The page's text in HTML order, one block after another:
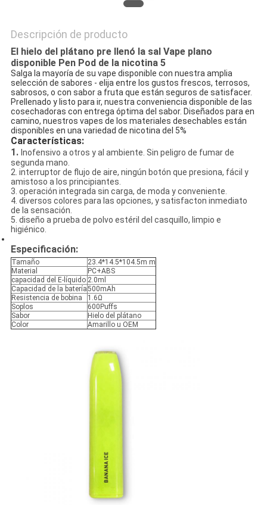
Descripción de producto
El hielo del plátano pre llenó la sal Vape plano
disponible Pen Pod de la nicotina 5
Salga la mayoría de su vape disponible con nuestra amplia
selección de sabores - elija entre los gustos frescos, terrosos,
sabrosos, o con sabor a fruta que están seguros de satisfacer.
Prellenado y listo para ir, nuestra conveniencia disponible de las
cosechadoras con entrega óptima del sabor. Diseñados para en
camino, nuestros vapes de los materiales desechables están
disponibles en una variedad de nicotina del 5%
Características:
1. Inofensivo a otros y al ambiente. Sin peligro de fumar de
segunda mano.
2. interruptor de flujo de aire, ningún botón que presiona, fácil y
amistoso a los principiantes.
3. operación integrada sin carga, de moda y conveniente.
4. diversos colores para las opciones, y satisfacton inmediato
de la sensación.
5. diseño a prueba de polvo estéril del casquillo, limpio e
higiénico.
Especificación:
Tamaño
23.4*14.5*104.5m m
Material
PC+ABS
capacidad del E-líquido 2.0ml
Capacidad de la batería500mAh
Resistencia de bobina
1.6Ω
Soplos
600Puffs
Sabor
Hielo del plátano
Color
Amarillo u OEM